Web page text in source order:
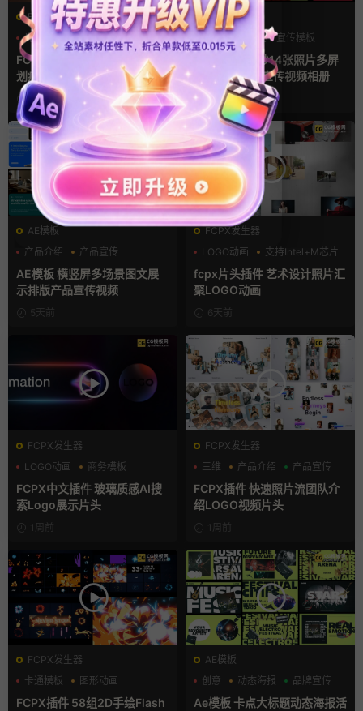
FCPX转场
光效
复古风
支持Intel+M芯片
FCPX转场插件 15组光效胶片
划痕复古视频过渡
2天前
FCPX发生器
产品宣传
企业宣传模板
分屏模板
fcpx插件 34秒14张照片多屏
模特产品广告宣传视频相册
4天前
AE模板
产品介绍
产品宣传
产品展示
AE模板 横竖屏多场景图文展
示排版产品宣传视频
5天前
FCPX发生器
LOGO动画
支持Intel+M芯片
汇聚
fcpx片头插件 艺术设计照片汇
聚LOGO动画
6天前
FCPX发生器
LOGO动画
商务模板
支持Intel+M芯片
FCPX中文插件 玻璃质感AI搜
索Logo展示片头
1周前
FCPX发生器
三维
产品介绍 产品宣传
FCPX插件 快速照片流团队介
绍LOGO视频片头
1周前
FCPX发生器
卡通模板
图形动画
手绘风
FCPX插件 58组2D手绘Flash
AE模板
创意
动态海报 品牌宣传
Ae模板 卡点大标题动态海报活